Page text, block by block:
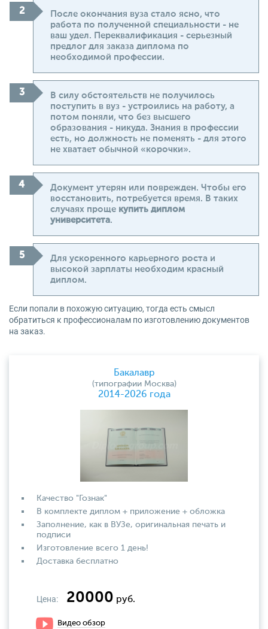
После окончания вуза стало ясно, что
работа по полученной специальности - не
ваш удел. Переквалификация - серьезный
предлог для заказа диплома по
необходимой профессии.
В силу обстоятельств не получилось
поступить в вуз - устроились на работу, а
потом поняли, что без высшего
образования - никуда. Знания в профессии
есть, но должность не поменять - для этого
не хватает обычной «корочки».
Документ утерян или поврежден. Чтобы его
восстановить, потребуется время. В таких
случаях проще купить диплом
университета.
Для ускоренного карьерного роста и
высокой зарплаты необходим красный
диплом.
Если попали в похожую ситуацию, тогда есть смысл
обратиться к профессионалам по изготовлению документов
на заказ.
Бакалавр
(типографии Москва)
2014-2026 года
Качество "Гознак"
В комплекте диплом + приложение + обложка
Заполнение, как в ВУЗе, оригинальная печать и
подписи
Изготовление всего 1 день!
Доставка бесплатно
Цена: 20000 руб.
Видео обзор